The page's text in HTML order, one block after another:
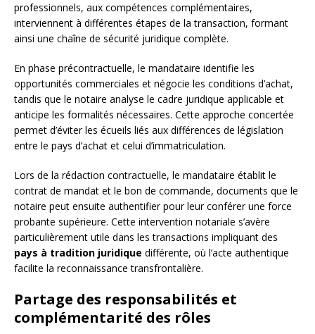
professionnels, aux compétences complémentaires,
interviennent à différentes étapes de la transaction, formant
ainsi une chaîne de sécurité juridique complète.
En phase précontractuelle, le mandataire identifie les
opportunités commerciales et négocie les conditions d’achat,
tandis que le notaire analyse le cadre juridique applicable et
anticipe les formalités nécessaires. Cette approche concertée
permet d’éviter les écueils liés aux différences de législation
entre le pays d’achat et celui d’immatriculation.
Lors de la rédaction contractuelle, le mandataire établit le
contrat de mandat et le bon de commande, documents que le
notaire peut ensuite authentifier pour leur conférer une force
probante supérieure. Cette intervention notariale s’avère
particulièrement utile dans les transactions impliquant des
pays à tradition juridique différente, où l’acte authentique
facilite la reconnaissance transfrontalière.
Partage des responsabilités et
complémentarité des rôles